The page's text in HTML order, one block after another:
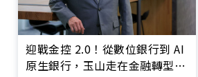
迎戰金控 2.0！從數位銀行到 AI
原生銀行，玉山走在金融轉型最